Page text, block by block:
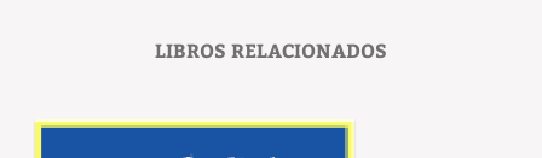
LIBROS RELACIONADOS